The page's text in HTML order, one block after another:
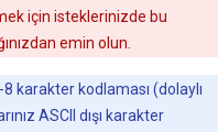
için isteklerinizde bu
emin olun.
karakter kodlaması (dolaylı
ASCII dışı karakter